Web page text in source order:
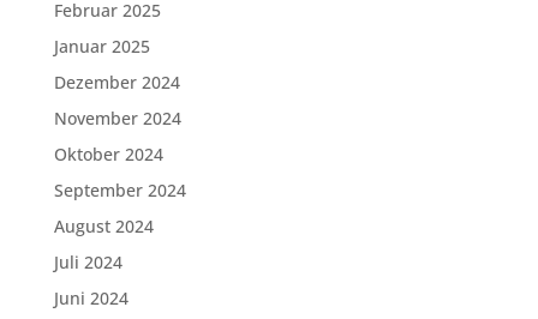
Februar 2025
Januar 2025
Dezember 2024
November 2024
Oktober 2024
September 2024
August 2024
Juli 2024
Juni 2024